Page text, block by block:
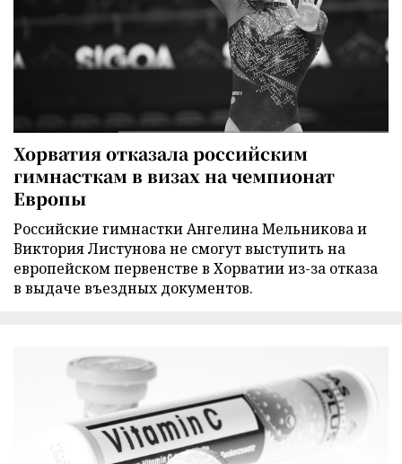
Хорватия отказала российским
гимнасткам в визах на чемпионат
Европы
Российские гимнастки Ангелина Мельникова и
Виктория Листунова не смогут выступить на
европейском первенстве в Хорватии из-за отказа
в выдаче въездных документов.